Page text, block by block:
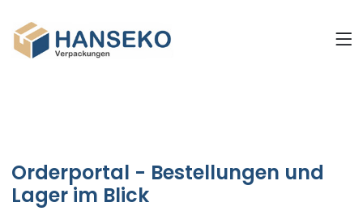
Orderportal - Bestellungen und
Lager im Blick